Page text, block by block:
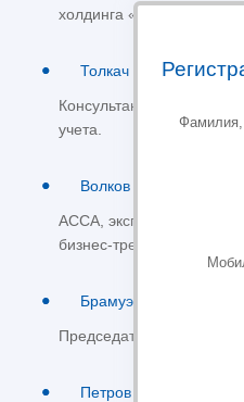
холдинга «ФИНАМ».
Толкач Владислав
Консультант в области
учета.
Волков Юрий
АССА, эксперт-практик в
бизнес-тренер.
Брамуэлл Оливер
Председатель
Петров Руслан